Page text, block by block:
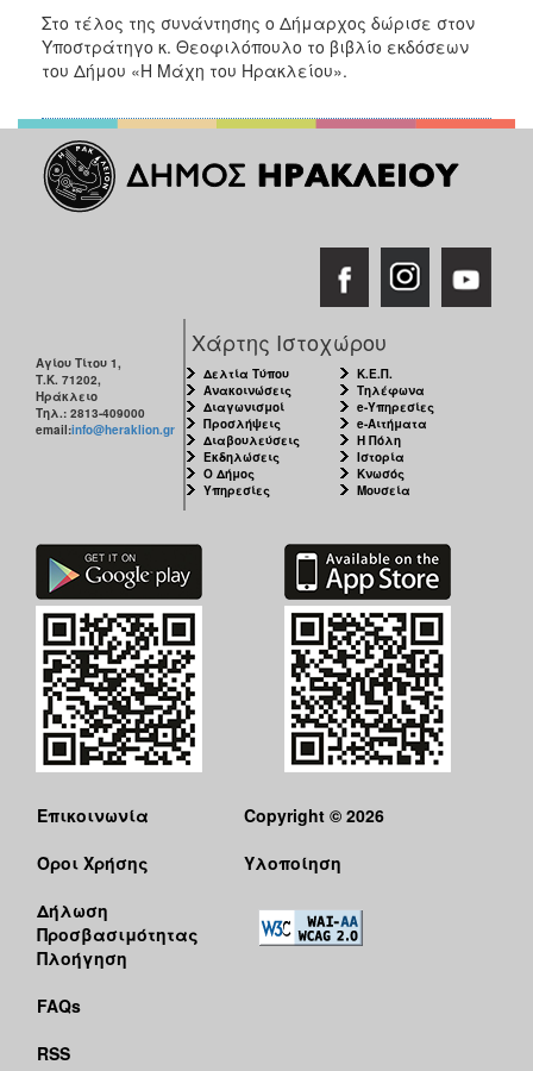
Στο τέλος της συνάντησης ο Δήμαρχος δώρισε στον
Υποστράτηγο κ. Θεοφιλόπουλο το βιβλίο εκδόσεων
του Δήμου «Η Μάχη του Ηρακλείου».
Αγίου Τίτου 1,
Τ.Κ. 71202,
Ηράκλειο
Τηλ.: 2813-409000
email:info@heraklion.gr
Χάρτης Ιστοχώρου
Δελτία Τύπου
Ανακοινώσεις
Διαγωνισμοί
Προσλήψεις
Διαβουλεύσεις
Εκδηλώσεις
Ο Δήμος
Υπηρεσίες
Κ.Ε.Π.
Τηλέφωνα
e-Υπηρεσίες
e-Αιτήματα
Η Πόλη
Ιστορία
Κνωσός
Μουσεία
Επικοινωνία
Όροι Χρήσης
Δήλωση
Προσβασιμότητας
Πλοήγηση
FAQs
RSS
Copyright © 2026
Υλοποίηση